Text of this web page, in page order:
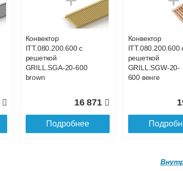
GRILL.SGWL-16-
29 122
GRILL.SGWL-
Конвектор
ITT.080.200.600 с
решеткой
GRILL.SGA-20-600
brown
16 871
Подробнее
Конвектор
ITT.080.200.600
решеткой
GRILL.SGW-20-
600 венге